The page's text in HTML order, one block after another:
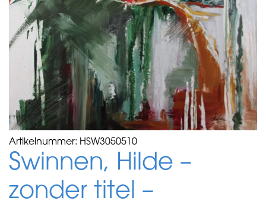
Artikelnummer: HSW3050510
Swinnen, Hilde –
zonder titel –